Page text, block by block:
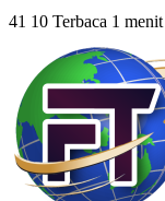
41 10 Terbaca 1 menit